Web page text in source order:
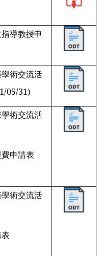
導教授申
術交流活
05/31)
術交流活
申請表
術交流活